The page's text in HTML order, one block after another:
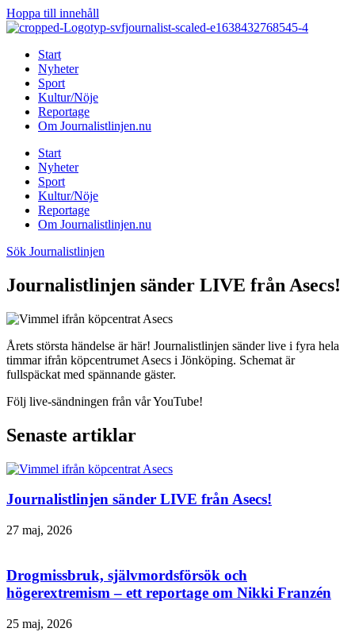
Hoppa till innehåll
Start
Nyheter
Sport
Kultur/Nöje
Reportage
Om Journalistlinjen.nu
Start
Nyheter
Sport
Kultur/Nöje
Reportage
Om Journalistlinjen.nu
Sök Journalistlinjen
Journalistlinjen sänder LIVE från Asecs!
Årets största händelse är här! Journalistlinjen sänder live i fyra hela
timmar ifrån köpcentrumet Asecs i Jönköping. Schemat är
fullspäckat med spännande gäster.
Följ live-sändningen från vår YouTube!
Senaste artiklar
Journalistlinjen sänder LIVE från Asecs!
27 maj, 2026
Drogmissbruk, självmordsförsök och
högerextremism – ett reportage om Nikki Franzén
25 maj, 2026